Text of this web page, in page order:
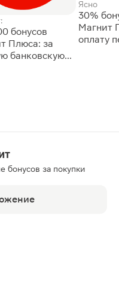
бонусов
Плюса: за
банковскую
Ясно
30%
Магнит
оплату
бонусов за покупки